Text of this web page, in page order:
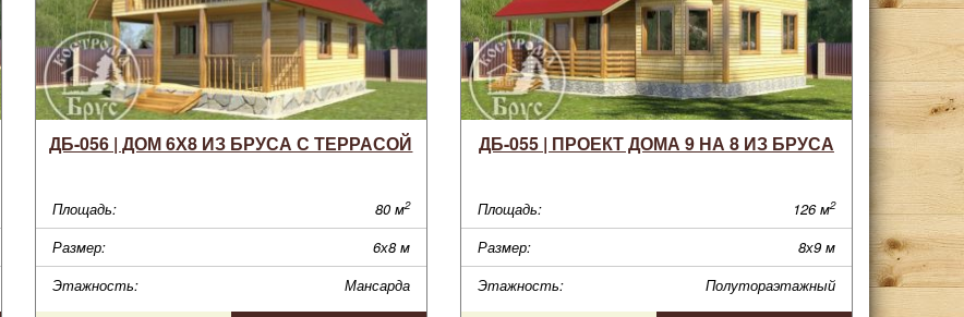
ДБ-056 | ДОМ 6Х8 ИЗ БРУСА С ТЕРРАСОЙ
Площадь: 80 м2
Размер:
6х8 м
Этажность:
Мансарда
ДБ-055 | ПРОЕКТ ДОМА 9 НА 8 ИЗ БРУСА
Площадь: 126 м2
Размер:
8х9 м
Этажность:
Полутораэтажный